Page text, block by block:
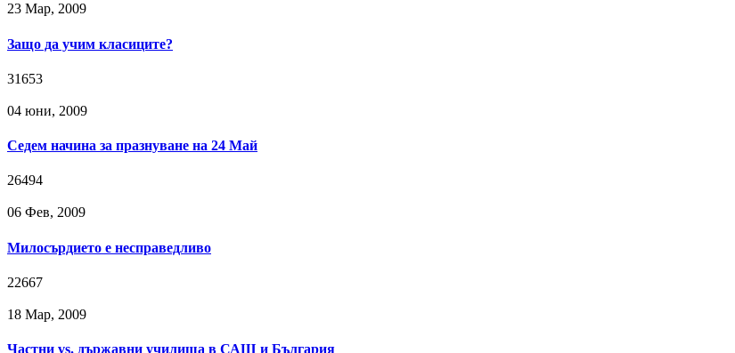
23 Мар, 2009
Защо да учим класиците?
31653
04 юни, 2009
Седем начина за празнуване на 24 Май
26494
06 Фев, 2009
Милосърдието е несправедливо
22667
18 Мар, 2009
Частни vs. държавни училища в САЩ и България